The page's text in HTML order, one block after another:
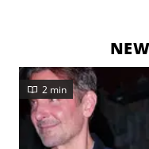
2 min